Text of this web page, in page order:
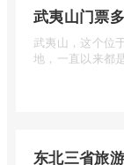
武夷山门票
武夷山，这个位
地，一直以来都